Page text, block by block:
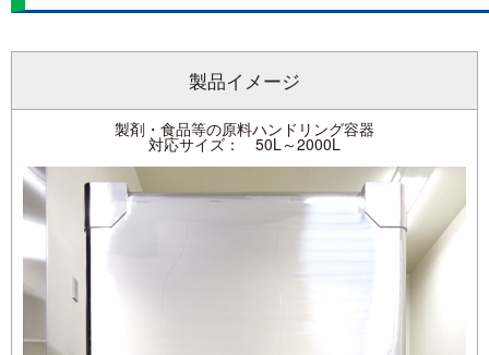
洗浄ノズルと関連システム
棚式乾燥機
パレット洗浄機
その他ハンドリング設備
製品イメージ
製剤・食品等の原料ハンドリング容器
対応サイズ： 50L～2000L